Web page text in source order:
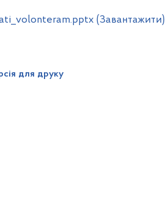
(Завантажити)
для друку